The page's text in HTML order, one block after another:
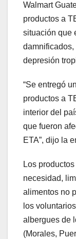
Walmart
productos a
situación que
damnificados,
depresión
“Se entregó
productos a
interior del
que fueron
ETA”, dijo la
Los
necesidad,
alimentos no
los
albergues de
(Morales,